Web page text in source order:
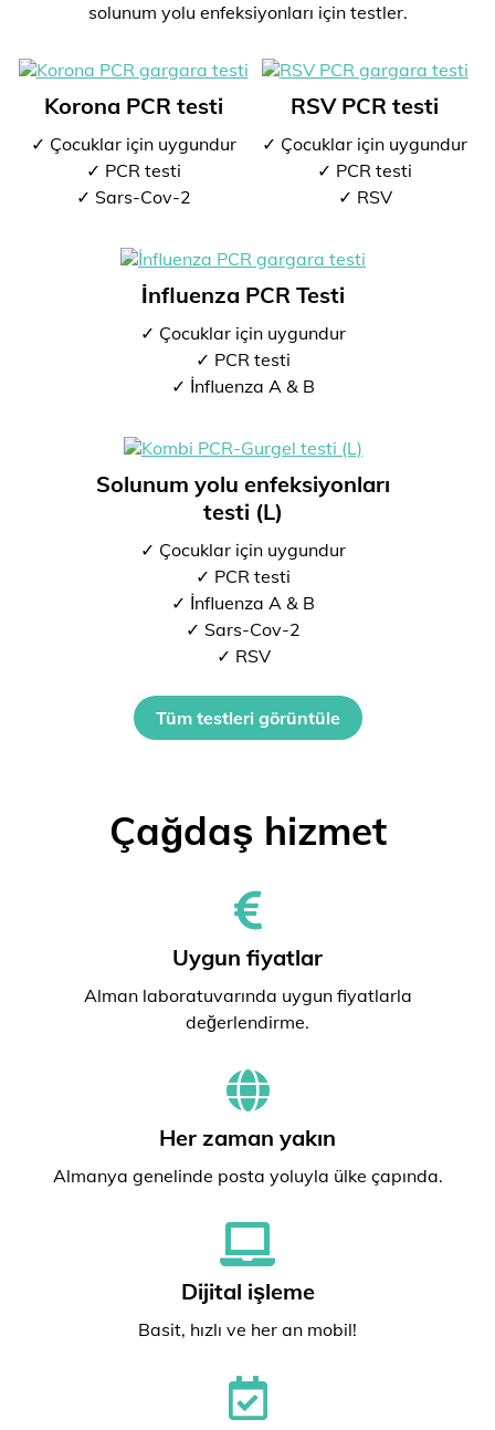
solunum yolu enfeksiyonları için testler.
Korona PCR testi
✓ Çocuklar için uygundur
✓ PCR testi
✓ Sars-Cov-2
RSV PCR testi
✓ Çocuklar için uygundur
✓ PCR testi
✓ RSV
İnfluenza PCR Testi
✓ Çocuklar için uygundur
✓ PCR testi
✓ İnfluenza A & B
Solunum yolu enfeksiyonları
testi (L)
✓ Çocuklar için uygundur
✓ PCR testi
✓ İnfluenza A & B
✓ Sars-Cov-2
✓ RSV
Tüm testleri görüntüle
Çağdaş hizmet
Uygun fiyatlar
Alman laboratuvarında uygun fiyatlarla
değerlendirme.
Her zaman yakın
Almanya genelinde posta yoluyla ülke çapında.
Dijital işleme
Basit, hızlı ve her an mobil!